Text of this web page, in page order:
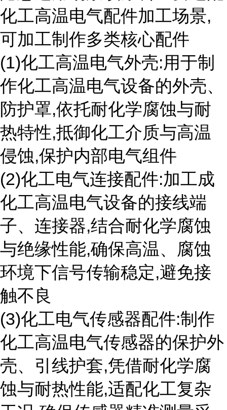
化工高温电气配件加工场景,
可加工制作多类核心配件
(1)化工高温电气外壳:用于制
作化工高温电气设备的外壳、
防护罩,依托耐化学腐蚀与耐
热特性,抵御化工介质与高温
侵蚀,保护内部电气组件
(2)化工电气连接配件:加工成
化工高温电气设备的接线端
子、连接器,结合耐化学腐蚀
与绝缘性能,确保高温、腐蚀
环境下信号传输稳定,避免接
触不良
(3)化工电气传感器配件:制作
化工高温电气传感器的保护外
壳、引线护套,凭借耐化学腐
蚀与耐热性能,适配化工复杂